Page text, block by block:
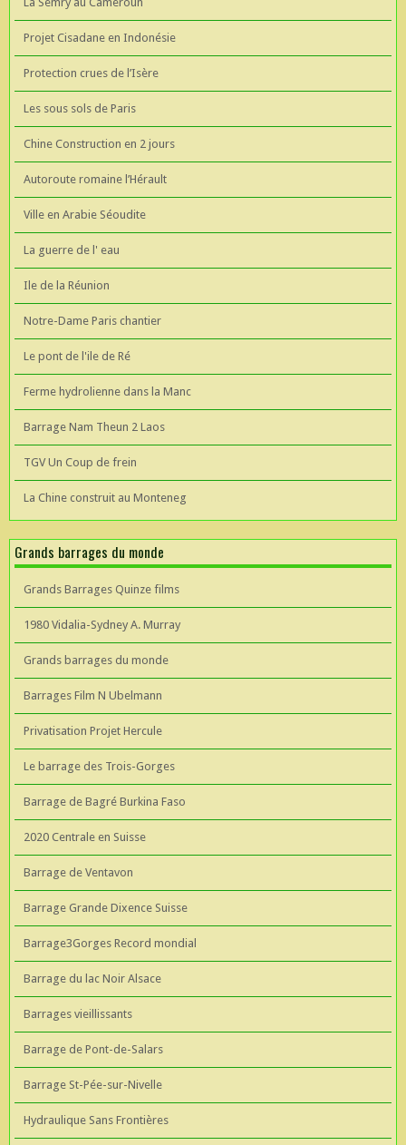
Projet Cisadane en Indonésie
Protection crues de l’Isère
Les sous sols de Paris
Chine Construction en 2 jours
Autoroute romaine l’Hérault
Ville en Arabie Séoudite
La guerre de l' eau
Ile de la Réunion
Notre-Dame Paris chantier
Le pont de l'ile de Ré
Ferme hydrolienne dans la Manc
Barrage Nam Theun 2 Laos
TGV Un Coup de frein
La Chine construit au Monteneg
Grands barrages du monde
Grands Barrages Quinze films
1980 Vidalia-Sydney A. Murray
Grands barrages du monde
Barrages Film N Ubelmann
Privatisation Projet Hercule
Le barrage des Trois-Gorges
Barrage de Bagré Burkina Faso
2020 Centrale en Suisse
Barrage de Ventavon
Barrage Grande Dixence Suisse
Barrage3Gorges Record mondial
Barrage du lac Noir Alsace
Barrages vieillissants
Barrage de Pont-de-Salars
Barrage St-Pée-sur-Nivelle
Hydraulique Sans Frontières